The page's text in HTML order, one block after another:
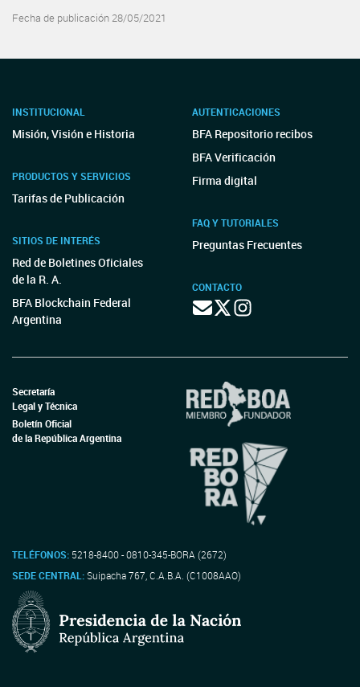
Fecha de publicación 28/05/2021
INSTITUCIONAL
Misión, Visión e Historia
PRODUCTOS Y SERVICIOS
Tarifas de Publicación
SITIOS DE INTERÉS
Red de Boletines Oficiales
de la R. A.
BFA Blockchain Federal
Argentina
AUTENTICACIONES
BFA Repositorio recibos
BFA Verificación
Firma digital
FAQ Y TUTORIALES
Preguntas Frecuentes
CONTACTO
Secretaría
Legal y Técnica
Boletín Oficial
de la República Argentina
TELÉFONOS: 5218-8400 - 0810-345-BORA (2672)
SEDE CENTRAL:Suipacha 767, C.A.B.A. (C1008AAO)